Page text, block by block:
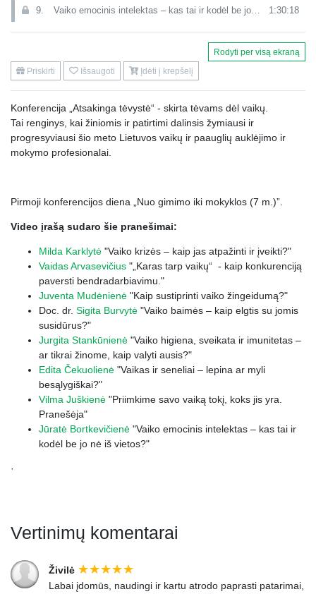
9. Vaiko emocinis intelektas – kas tai ir kodėl be jo nė iš vietos? 1:30:18
Rodyti per visą ekraną
Priskirti
Išsaugoti Įdėti į krepšelį
Konferencija „Atsakinga tėvystė“ - skirta tėvams dėl vaikų.
Tai renginys, kai žiniomis ir patirtimi dalinsis žymiausi ir
progresyviausi šio meto Lietuvos vaikų ir paauglių auklėjimo ir
mokymo profesionalai.
Pirmoji konferencijos diena „Nuo gimimo iki mokyklos (7 m.)”.
Video įrašą sudaro šie pranešimai:
Milda Karklytė "Vaiko krizės – kaip jas atpažinti ir įveikti?"
Vaidas Arvasevičius "„Karas tarp vaikų“ - kaip konkurenciją
paversti bendradarbiavimu."
Juventa Mudėnienė "Kaip sustiprinti vaiko žingeidumą?"
Doc. dr. Sigita Burvytė "Vaiko baimės – kaip elgtis su jomis
susidūrus?"
Jurgita Stankūnienė "Vaiko higiena, sveikata ir imunitetas –
ar tikrai žinome, kaip valyti ausis?"
Edita Čekuolienė "Vaikas ir seneliai – lepina ar myli
besąlygiškai?"
Vilma Juškienė "Priimkime savo vaiką tokį, koks jis yra.
Pranešėja"
Jūratė Bortkevičienė "Vaiko emocinis intelektas – kas tai ir
kodėl be jo nė iš vietos?"
·
Vertinimų komentarai
Živilė
Labai įdomūs, naudingi ir kartu atrodo paprasti patarimai,